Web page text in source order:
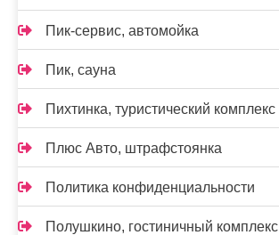
Пик-сервис, автомойка
Пик, сауна
Пихтинка, туристический комплекс
Плюс Авто, штрафстоянка
Политика конфиденциальности
Полушкино, гостиничный комплекс